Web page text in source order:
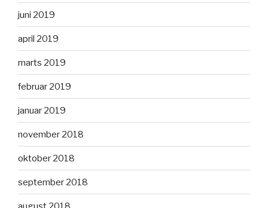
juni 2019
april 2019
marts 2019
februar 2019
januar 2019
november 2018
oktober 2018
september 2018